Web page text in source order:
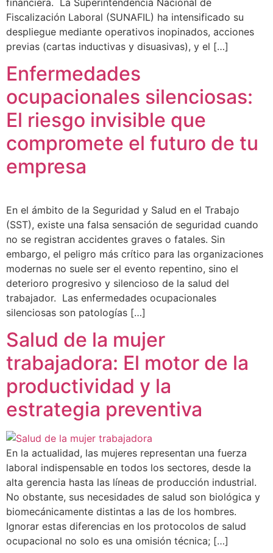
Fiscalización Laboral (SUNAFIL) ha intensificado su
despliegue mediante operativos inopinados, acciones
previas (cartas inductivas y disuasivas), y el […]
Enfermedades
ocupacionales silenciosas:
El riesgo invisible que
compromete el futuro de tu
empresa
En el ámbito de la Seguridad y Salud en el Trabajo
(SST), existe una falsa sensación de seguridad cuando
no se registran accidentes graves o fatales. Sin
embargo, el peligro más crítico para las organizaciones
modernas no suele ser el evento repentino, sino el
deterioro progresivo y silencioso de la salud del
trabajador. Las enfermedades ocupacionales
silenciosas son patologías […]
Salud de la mujer
trabajadora: El motor de la
productividad y la
estrategia preventiva
En la actualidad, las mujeres representan una fuerza
laboral indispensable en todos los sectores, desde la
alta gerencia hasta las líneas de producción industrial.
No obstante, sus necesidades de salud son biológica y
biomecánicamente distintas a las de los hombres.
Ignorar estas diferencias en los protocolos de salud
ocupacional no solo es una omisión técnica; […]